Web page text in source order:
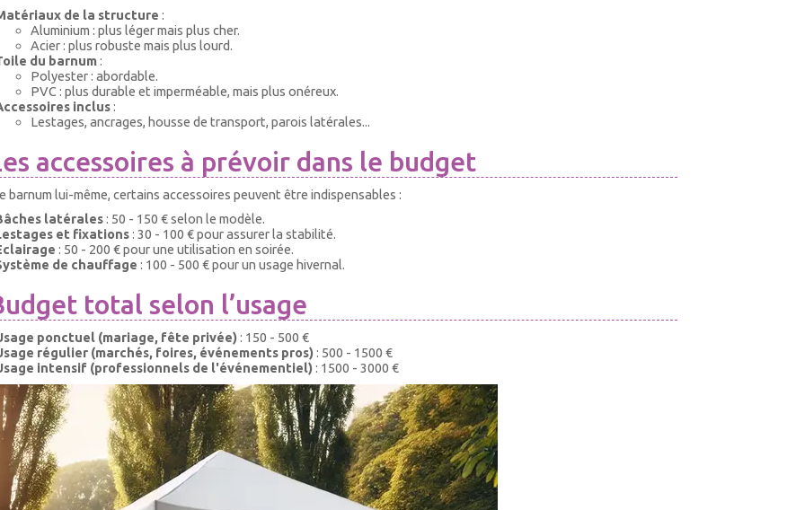
de la structure :
Aluminium : plus léger mais plus cher.
Acier : plus robuste mais plus lourd.
du barnum :
Polyester : abordable.
PVC : plus durable et imperméable, mais plus onéreux.
inclus :
Lestages, ancrages, housse de transport, parois latérales...
accessoires à prévoir dans le budget
barnum lui-même, certains accessoires peuvent être indispensables :
latérales : 50 - 150 € selon le modèle.
et fixations : 30 - 100 € pour assurer la stabilité.
: 50 - 200 € pour une utilisation en soirée.
de chauffage : 100 - 500 € pour un usage hivernal.
total selon l’usage
ponctuel (mariage, fête privée) : 150 - 500 €
régulier (marchés, foires, événements pros) : 500 - 1500 €
intensif (professionnels de l'événementiel) : 1500 - 3000 €